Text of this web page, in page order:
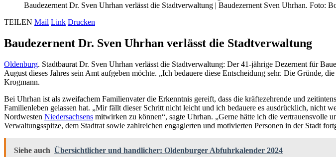
Baudezernent Dr. Sven Uhrhan verlässt die Stadtverwaltung | Baudezernent Sven Uhrhan. Foto:
TEILEN Mail Link Drucken
Baudezernent Dr. Sven Uhrhan verlässt die Stadtverwaltung
Oldenburg. Stadtbaurat Dr. Sven Uhrhan verlässt die Stadtverwaltung: Der 41-jährige Dezernent für
August dieses Jahres sein Amt aufgeben möchte. „Ich bedauere diese Entscheidung sehr. Die Gründe,
Krogmann.
Bei Uhrhan ist als zweifachem Familienvater die Erkenntnis gereift, dass die kräftezehrende und
Familienleben gelassen hat. „Mir fällt dieser Schritt nicht leicht und ich bedauere es ausdrücklich,
Nordwesten Niedersachsens mitwirken zu können“, sagte Uhrhan. „Gerne hätte ich die vertrauensvolle
Verwaltungsspitze, dem Stadtrat sowie zahlreichen engagierten und motivierten Personen in der Stadt
Siehe auch Übersichtlicher und handlicher: Oldenburger Abfuhrkalender 2024